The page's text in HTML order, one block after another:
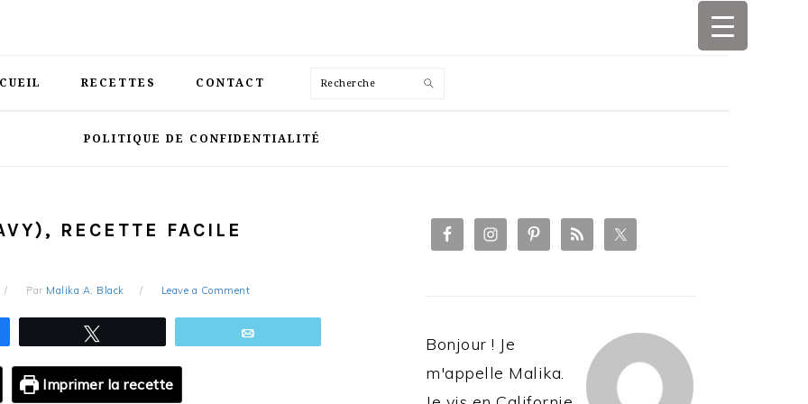
RECETTES CONTACT Recherche
POLITIQUE DE CONFIDENTIALITÉ
RECETTE FACILE
Par Malika A. Black Leave a Comment
Imprimer la recette
PRIMARY
SIDEBAR
Bonjour ! Je
m'appelle Malika.